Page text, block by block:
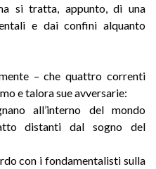
si tratta, appunto, di una
e dai confini alquanto
– che quattro correnti
e talora sue avversarie:
all’interno del mondo
distanti dal sogno del
con i fondamentalisti sulla